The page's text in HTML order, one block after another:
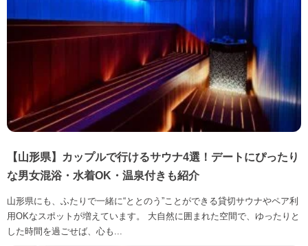
【山形県】カップルで行けるサウナ4選！デートにぴったり
な男女混浴・水着OK・温泉付きも紹介
山形県にも、ふたりで一緒に“ととのう”ことができる貸切サウナやペア利
用OKなスポットが増えています。 大自然に囲まれた空間で、ゆったりと
した時間を過ごせば、心も...